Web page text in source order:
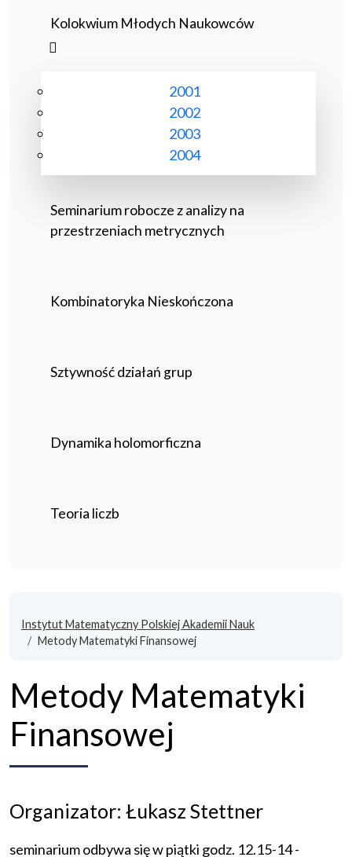
Kolokwium Młodych Naukowców
2001
2002
2003
2004
Seminarium robocze z analizy na
przestrzeniach metrycznych
Kombinatoryka Nieskończona
Sztywność działań grup
Dynamika holomorficzna
Teoria liczb
Instytut Matematyczny Polskiej Akademii Nauk
Metody Matematyki Finansowej
Metody Matematyki
Finansowej
Organizator: Łukasz Stettner
seminarium odbywa się w piątki godz. 12.15-14 -